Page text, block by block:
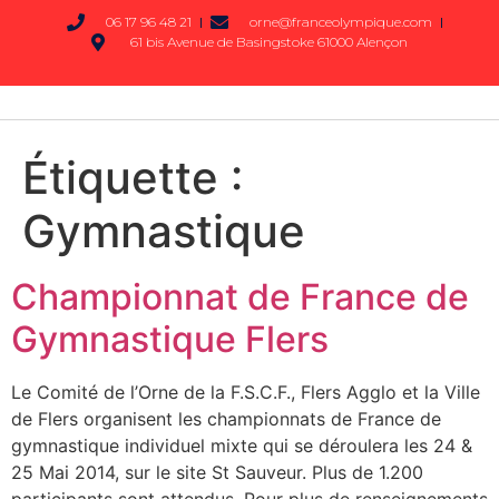
06 17 96 48 21
orne@franceolympique.com
61 bis Avenue de Basingstoke 61000 Alençon
Étiquette :
Gymnastique
Championnat de France de
Gymnastique Flers
Le Comité de l’Orne de la F.S.C.F., Flers Agglo et la Ville
de Flers organisent les championnats de France de
gymnastique individuel mixte qui se déroulera les 24 &
25 Mai 2014, sur le site St Sauveur. Plus de 1.200